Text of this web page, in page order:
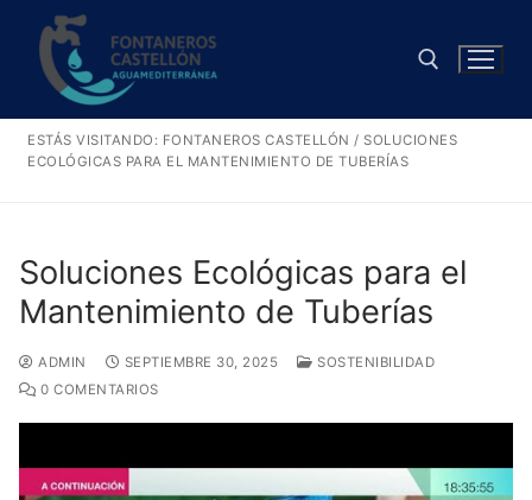
contenido
ESTÁS VISITANDO: FONTANEROS CASTELLÓN /SOLUCIONES
ECOLÓGICAS PARA EL MANTENIMIENTO DE TUBERÍAS
Soluciones Ecológicas para el
Mantenimiento de Tuberías
ADMIN SEPTIEMBRE 30, 2025
SOSTENIBILIDAD
0 COMENTARIOS